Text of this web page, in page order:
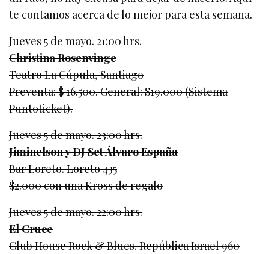
te contamos acerca de lo mejor para esta semana.
Jueves 5 de mayo. 21:00 hrs.
Christina Rosenvinge
Teatro La Cúpula, Santiago
Preventa: $ 16.500. General: $19.000 (Sistema
Puntoticket).
Jueves 5 de mayo. 23:00 hrs.
Jiminelson y DJ Set Álvaro España
Bar Loreto. Loreto 435
$2.000 con una Kross de regalo
Jueves 5 de mayo. 22:00 hrs.
El Cruce
Club House Rock & Blues. República Israel 960